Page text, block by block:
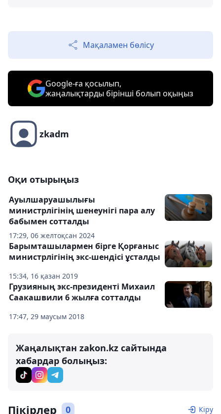
Мақаламен бөлісу
Google-ға қосылып,
жаңалықтарды бірінші болып оқыңыз
zkadm
Оқи отырыңыз
17:29, 06 желтоқсан 2024
Ауылшаруашылығы
министрлігінің шенеунігі пара алу
бабымен сотталды
15:34, 16 қазан 2019
Барымташылармен бірге Қорғаныс
министрлігінің экс-шендісі ұсталды
17:47, 29 маусым 2018
Грузияның экс-президенті Михаил
Саакашвили 6 жылға сотталды
Жаңалықтан zakon.kz сайтында
хабардар болыңыз:
Пікірлер 0 Кіру